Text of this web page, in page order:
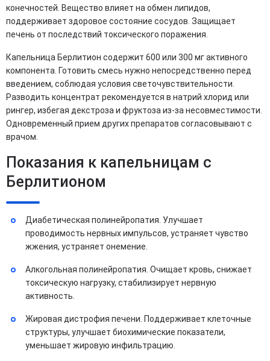
конечностей. Вещество влияет на обмен липидов,
поддерживает здоровое состояние сосудов. Защищает
печень от последствий токсического поражения.
Капельница Берлитион содержит 600 или 300 мг активного
компонента. Готовить смесь нужно непосредственно перед
введением, соблюдая условия светочувствительности.
Разводить концентрат рекомендуется в натрий хлорид или
рингер, избегая декстроза и фруктоза из-за несовместимости.
Одновременный прием других препаратов согласовывают с
врачом.
Показания к капельницам с
Берлитионом
Диабетическая полинейропатия. Улучшает
проводимость нервных импульсов, устраняет чувство
жжения, устраняет онемение.
Алкогольная полинейропатия. Очищает кровь, снижает
токсическую нагрузку, стабилизирует нервную
активность.
Жировая дистрофия печени. Поддерживает клеточные
структуры, улучшает биохимические показатели,
уменьшает жировую инфильтрацию.